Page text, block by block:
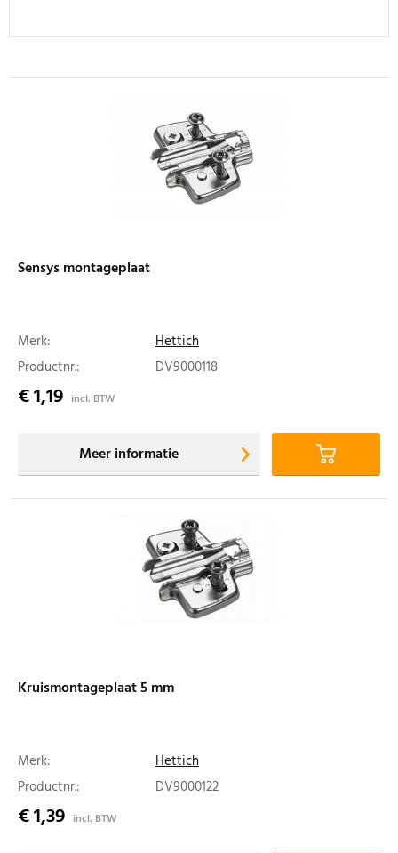
Sensys montageplaat
Merk:
Hettich
Productnr.:
DV9000118
€ 1,19 incl. BTW
Meer informatie
Kruismontageplaat 5 mm
Merk:
Hettich
Productnr.:
DV9000122
€ 1,39 incl. BTW